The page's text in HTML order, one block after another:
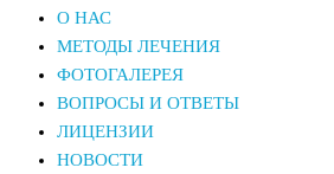
О НАС
МЕТОДЫ ЛЕЧЕНИЯ
ФОТОГАЛЕРЕЯ
ВОПРОСЫ И ОТВЕТЫ
ЛИЦЕНЗИИ
НОВОСТИ